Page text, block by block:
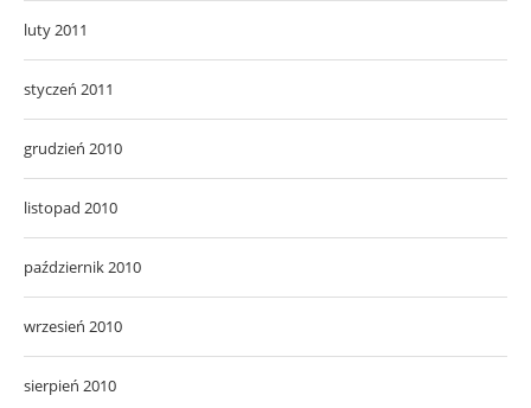
luty 2011
styczeń 2011
grudzień 2010
listopad 2010
październik 2010
wrzesień 2010
sierpień 2010